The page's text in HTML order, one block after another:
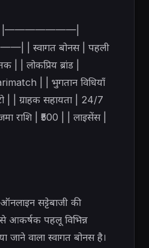
| |———————|
बोनस | पहली
| | लोकप्रिय ब्रांड |
| | भुगतान विधियाँ
| | ग्राहक सहायता | 24/7
राशि | ₹500 | | लाइसेंस |
सट्टेबाजी की
आकर्षक पहलू विभिन्न
जाने वाला स्वागत बोनस है।